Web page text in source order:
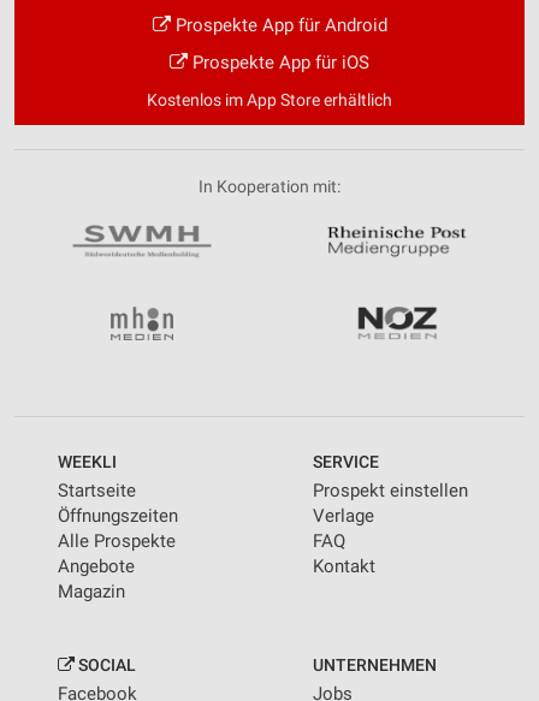
Prospekte App für Android
Prospekte App für iOS
Kostenlos im App Store erhältlich
In Kooperation mit:
WEEKLI
Startseite
Öffnungszeiten
Alle Prospekte
Angebote
Magazin
SERVICE
Prospekt einstellen
Verlage
FAQ
Kontakt
SOCIAL
Facebook
UNTERNEHMEN
Jobs